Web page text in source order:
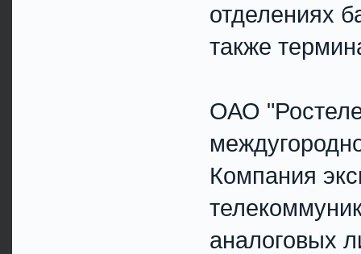
отделениях
также
ОАО
Компания
аналоговых